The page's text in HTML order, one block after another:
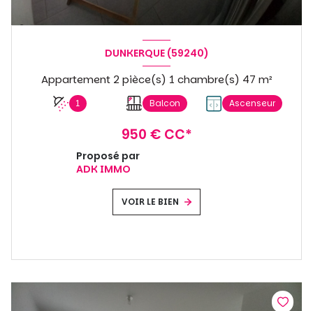
DUNKERQUE (59240)
Appartement 2 pièce(s) 1 chambre(s) 47 m²
1 Balcon Ascenseur
950 € CC*
Proposé par
ADK IMMO
VOIR LE BIEN